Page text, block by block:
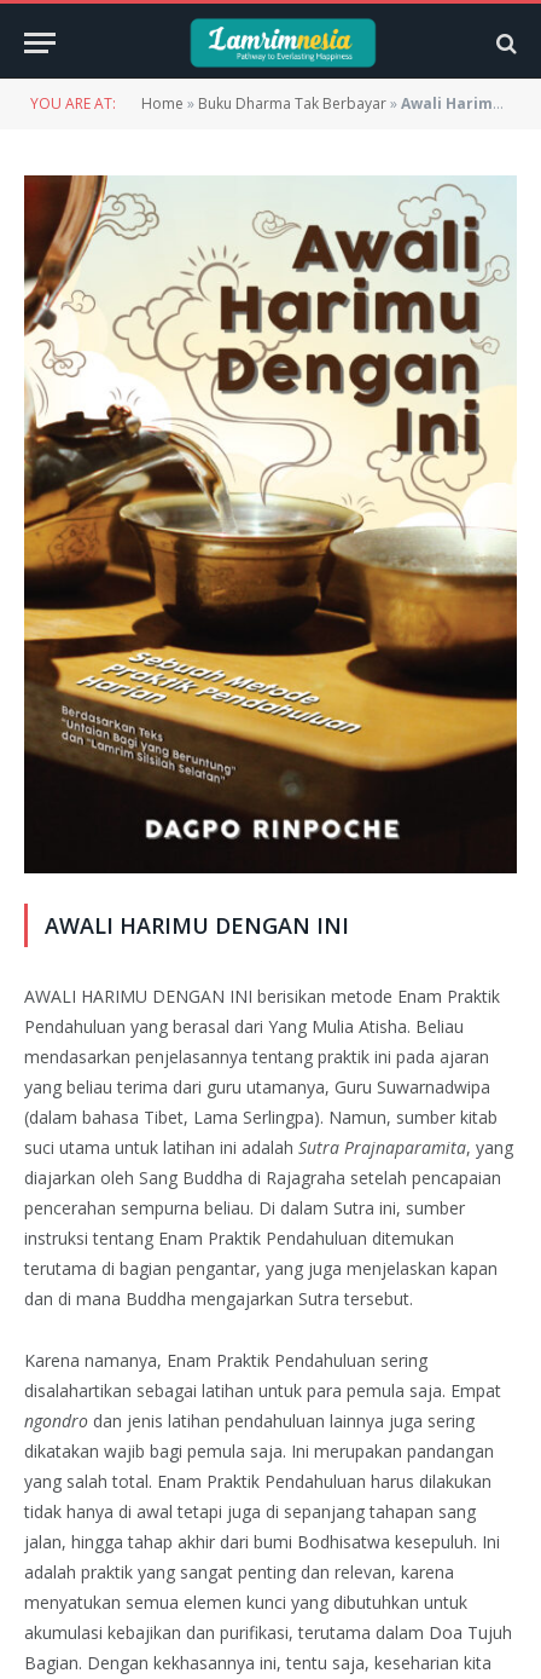
YOU ARE AT: Home » Buku Dharma Tak Berbayar»Awali Harimu Dengan Ini
AWALI HARIMU DENGAN INI
AWALI HARIMU DENGAN INI berisikan metode Enam Praktik
Pendahuluan yang berasal dari Yang Mulia Atisha. Beliau
mendasarkan penjelasannya tentang praktik ini pada ajaran
yang beliau terima dari guru utamanya, Guru Suwarnadwipa
(dalam bahasa Tibet, Lama Serlingpa). Namun, sumber kitab
suci utama untuk latihan ini adalah Sutra Prajnaparamita, yang
diajarkan oleh Sang Buddha di Rajagraha setelah pencapaian
pencerahan sempurna beliau. Di dalam Sutra ini, sumber
instruksi tentang Enam Praktik Pendahuluan ditemukan
terutama di bagian pengantar, yang juga menjelaskan kapan
dan di mana Buddha mengajarkan Sutra tersebut.
Karena namanya, Enam Praktik Pendahuluan sering
disalahartikan sebagai latihan untuk para pemula saja. Empat
ngondro dan jenis latihan pendahuluan lainnya juga sering
dikatakan wajib bagi pemula saja. Ini merupakan pandangan
yang salah total. Enam Praktik Pendahuluan harus dilakukan
tidak hanya di awal tetapi juga di sepanjang tahapan sang
jalan, hingga tahap akhir dari bumi Bodhisatwa kesepuluh. Ini
adalah praktik yang sangat penting dan relevan, karena
menyatukan semua elemen kunci yang dibutuhkan untuk
akumulasi kebajikan dan purifikasi, terutama dalam Doa Tujuh
Bagian. Dengan kekhasannya ini, tentu saja, keseharian kita